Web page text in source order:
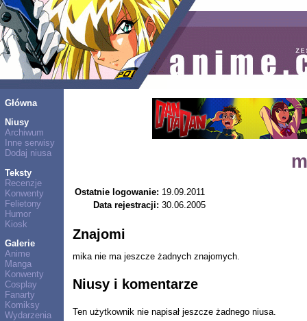
Główna
Niusy
Archiwum
Inne serwisy
Dodaj niusa
Teksty
Recenzje
Konwenty
Felietony
Humor
Kiosk
Galerie
Anime
Manga
Konwenty
Cosplay
Fanarty
Komiksy
Wydarzenia
Ostatnie logowanie: 19.09.2011
Data rejestracji: 30.06.2005
Znajomi
mika nie ma jeszcze żadnych znajomych.
Niusy i komentarze
Ten użytkownik nie napisał jeszcze żadnego niusa.